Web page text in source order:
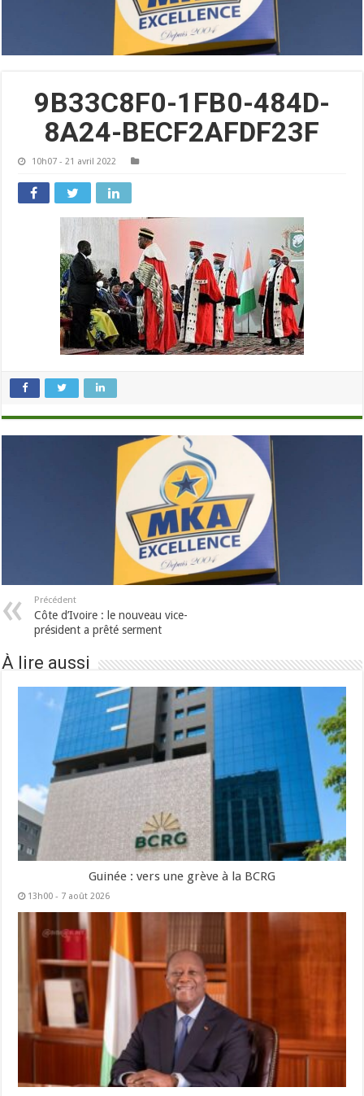
9B33C8F0-1FB0-484D-
8A24-BECF2AFDF23F
10h07 - 21 avril 2022
Précédent
Côte d’Ivoire : le nouveau vice-
président a prêté serment
À lire aussi
Guinée : vers une grève à la BCRG
13h00 - 7 août 2026